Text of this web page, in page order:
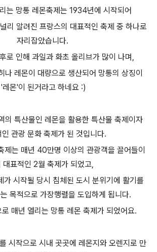
는 망통 레몬축제는 1934년에 시작되어
리 알려진 프랑스의 대표적인 축제 중 하나로
자리잡았습니다.
로 인해 과일과 화초 올리브가 많이 나며,
나 레몬이 대량으로 생산되어 망통의 상징이
'레몬'이 된거라고 하네요 :)
의 특산물인 레몬을 활용한 특산물 축제이자
인 관광 문화 축제가 된 것입니다.
제는 매년 40만명 이상의 관광객을 끌어들이
대표적인 2월 축제가 되었고,
가 시작될 당시 침체된 도시 분위기에 활기를
목적으로 가장행렬을 도입하게 됩니다.
매년 열리는 망통 레몬 축제가 되었어요.
시작으로 시내 곳곳에 레몬지와 오렌지로 만